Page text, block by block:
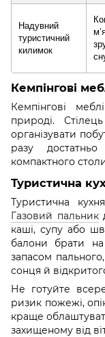
Надувний
туристичний
килимок
Кемпінгові
Кемпінгові
природі.
організувати
разу
компактного
Туристична
Туристична
Газовий пальник
каші, супу або
балони брати
запасом
сонця й
Не готуйте
ризик пожежі,
краще
захищеному від